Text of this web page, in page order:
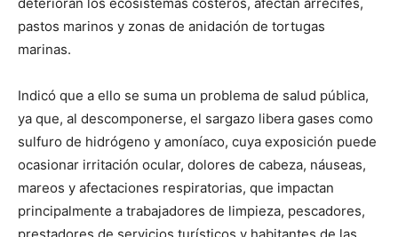
pastos marinos y zonas de anidación de tortugas
marinas.
Indicó que a ello se suma un problema de salud pública,
ya que, al descomponerse, el sargazo libera gases como
sulfuro de hidrógeno y amoníaco, cuya exposición puede
ocasionar irritación ocular, dolores de cabeza, náuseas,
mareos y afectaciones respiratorias, que impactan
principalmente a trabajadores de limpieza, pescadores,
prestadores de servicios turísticos y habitantes de las